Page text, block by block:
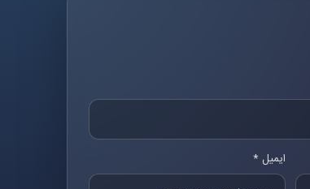
ایمیل *